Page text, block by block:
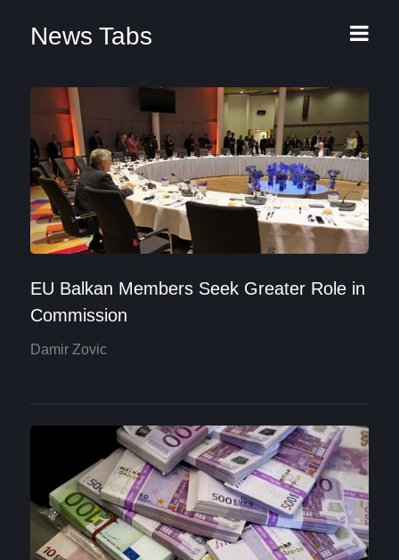
News Tabs
EU Balkan Members Seek Greater Role in
Commission
Damir Zovic